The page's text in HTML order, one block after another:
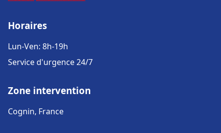
Horaires
Lun-Ven: 8h-19h
Service d'urgence 24/7
Zone intervention
Cognin, France